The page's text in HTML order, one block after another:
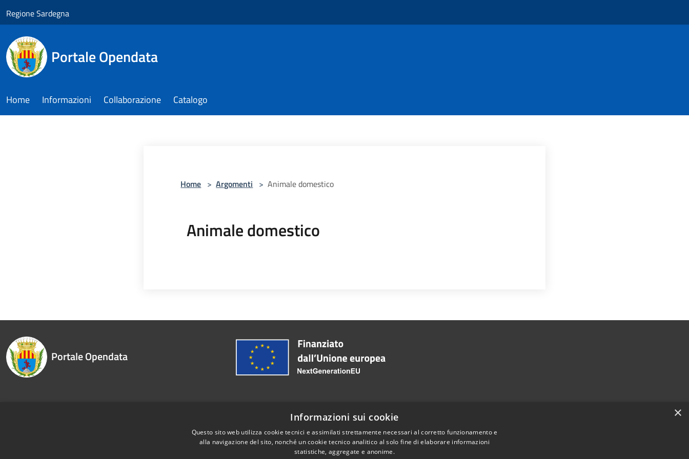
Regione Sardegna
Portale Opendata
Home Informazioni Collaborazione Catalogo
Home > Argomenti > Animale domestico
Animale domestico
Portale Opendata
Telefono:+39 079 9978 800
×
Informazioni sui cookie
Questo sito web utilizza cookie tecnici e assimilati strettamente necessari al corretto funzionamento e
alla navigazione del sito, nonché un cookie tecnico analitico al solo fine di elaborare informazioni
statistiche, aggregate e anonime.